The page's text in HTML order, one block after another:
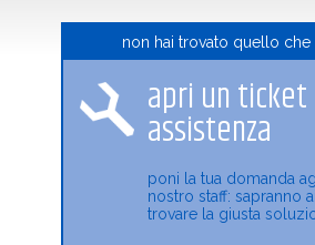
non hai trovato quello che
apri un ticket
assistenza
poni la tua domanda
nostro staff: sapranno
trovare la giusta